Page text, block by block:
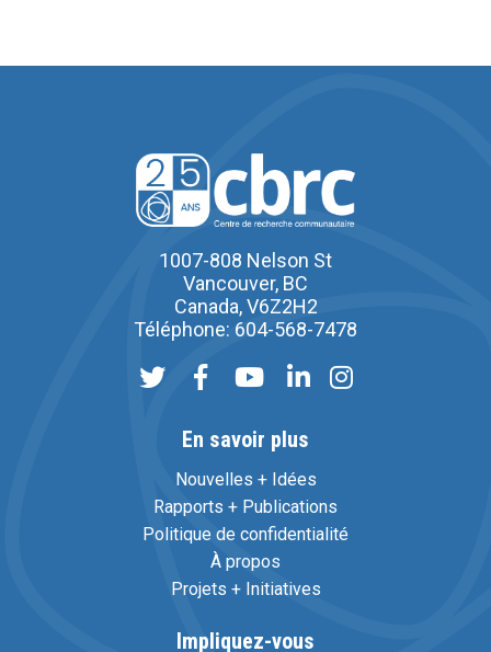
1007-808 Nelson St
Vancouver, BC
Canada, V6Z2H2
Téléphone: 604-568-7478
En savoir plus
Nouvelles + Idées
Rapports + Publications
Politique de confidentialité
À propos
Projets + Initiatives
Impliquez-vous